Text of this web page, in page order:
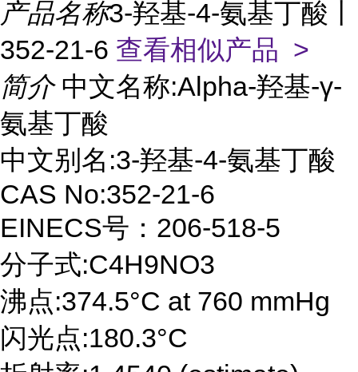
产品名称3-羟基-4-氨基丁酸丨
352-21-6 查看相似产品 >
简介 中文名称:Alpha-羟基-γ-
氨基丁酸
中文别名:3-羟基-4-氨基丁酸
CAS No:352-21-6
EINECS号：206-518-5
分子式:C4H9NO3
沸点:374.5°C at 760 mmHg
闪光点:180.3°C